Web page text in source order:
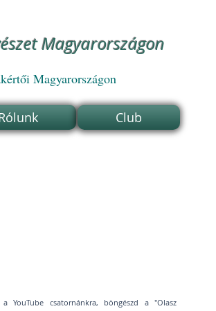
Magyarországon
Magyarországon
Club
YouTube csatornánkra, böngészd a "Olasz